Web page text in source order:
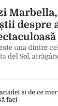
despre
una dintre
del Sol,